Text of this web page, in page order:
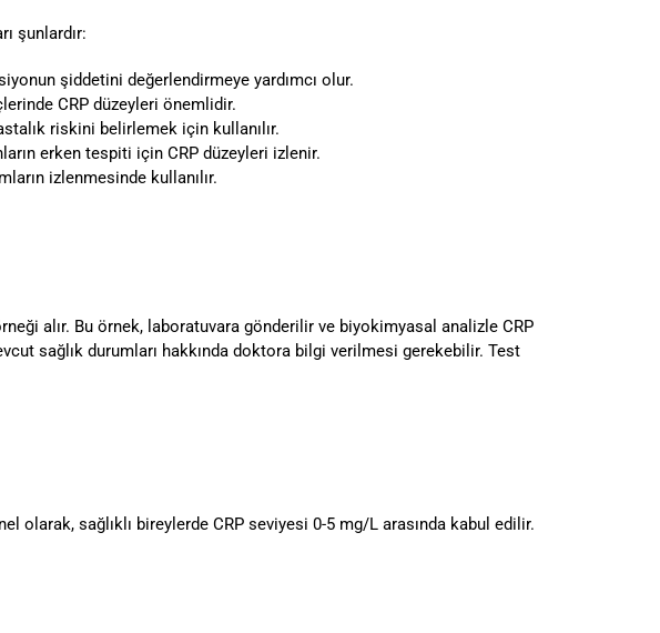
şunlardır:
şiddetini değerlendirmeye yardımcı olur.
CRP düzeyleri önemlidir.
riskini belirlemek için kullanılır.
erken tespiti için CRP düzeyleri izlenir.
izlenmesinde kullanılır.
alır. Bu örnek, laboratuvara gönderilir ve biyokimyasal analizle CRP
sağlık durumları hakkında doktora bilgi verilmesi gerekebilir. Test
olarak, sağlıklı bireylerde CRP seviyesi 0-5 mg/L arasında kabul edilir.